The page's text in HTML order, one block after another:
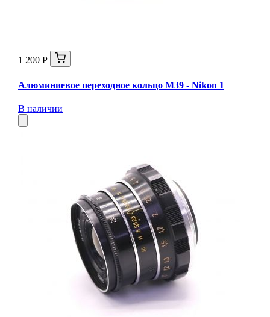
1 200 Р
Алюминиевое переходное кольцо M39 - Nikon 1
В наличии